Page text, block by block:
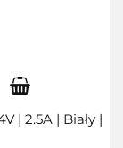
| 2.5A | Biały |